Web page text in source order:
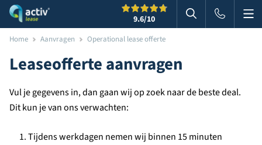
9.6/10 Zoeken in
Home Aanvragen Operational lease offerte
Leaseofferte aanvragen
Vul je gegevens in, dan gaan wij op zoek naar de beste deal.
Dit kun je van ons verwachten:
Tijdens werkdagen nemen wij binnen 15 minuten